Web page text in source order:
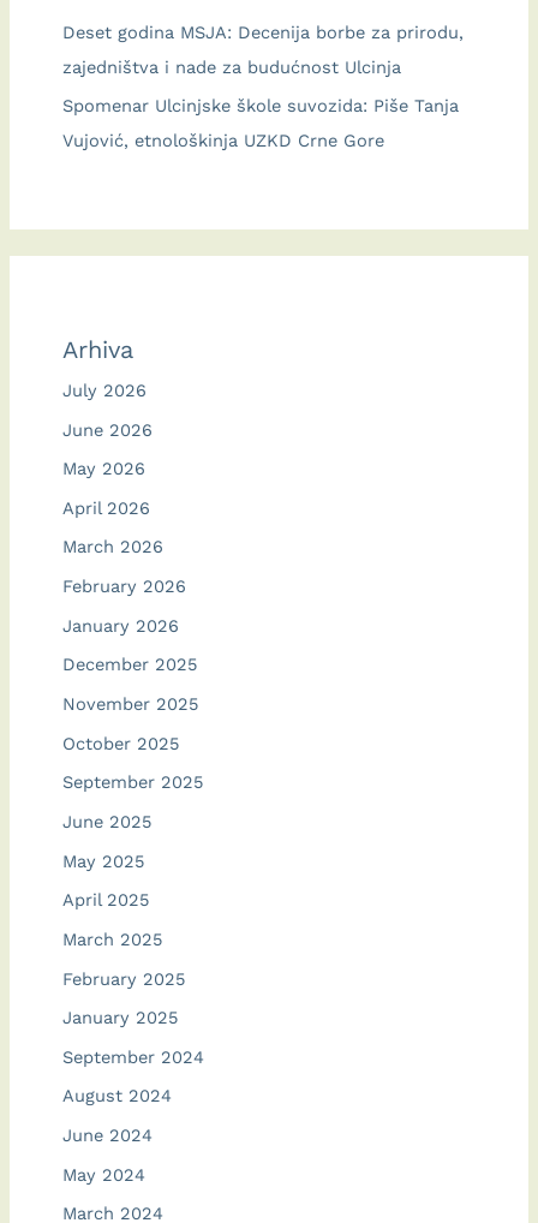
Deset godina MSJA: Decenija borbe za prirodu,
zajedništva i nade za budućnost Ulcinja
Spomenar Ulcinjske škole suvozida: Piše Tanja
Vujović, etnološkinja UZKD Crne Gore
Arhiva
July 2026
June 2026
May 2026
April 2026
March 2026
February 2026
January 2026
December 2025
November 2025
October 2025
September 2025
June 2025
May 2025
April 2025
March 2025
February 2025
January 2025
September 2024
August 2024
June 2024
May 2024
March 2024